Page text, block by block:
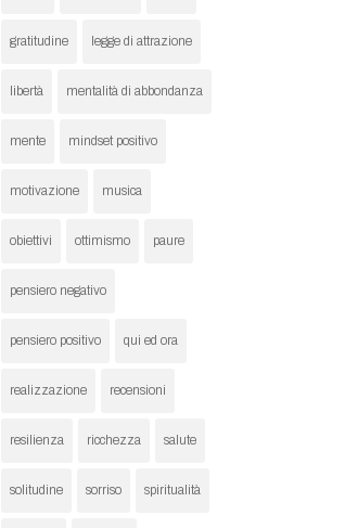
gratitudine legge di attrazione
libertà mentalità di abbondanza
mente mindset positivo
motivazione musica
obiettivi ottimismo paure
pensiero negativo
pensiero positivo qui ed ora
realizzazione recensioni
resilienza ricchezza salute
solitudine sorriso spiritualità